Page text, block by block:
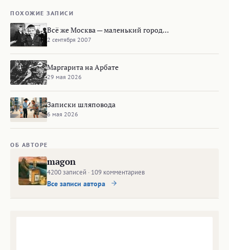
ПОХОЖИЕ ЗАПИСИ
Всё же Москва — маленький город…
2 сентября 2007
Маргарита на Арбате
29 мая 2026
Записки шляповода
6 мая 2026
ОБ АВТОРЕ
magon
4200 записей · 109 комментариев
Все записи автора